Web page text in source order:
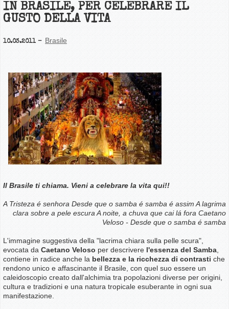
IN BRASILE, PER CELEBRARE IL
GUSTO DELLA VITA
10.03.2011 Brasile
Il Brasile ti chiama. Vieni a celebrare la vita qui!!
A Tristeza é senhora Desde que o samba é samba é assim A lagrima
clara sobre a pele escura A noite, a chuva que cai lá fora Caetano
Veloso - Desde que o samba é samba
L'immagine suggestiva della "lacrima chiara sulla pelle scura",
evocata da Caetano Veloso per descrivere l'essenza del Samba
contiene in radice anche la bellezza e la ricchezza di contrasti che
rendono unico e affascinante il Brasile, con quel suo essere un
caleidoscopio creato dall'alchimia tra popolazioni diverse per origini,
cultura e tradizioni e una natura tropicale esuberante in ogni sua
manifestazione.